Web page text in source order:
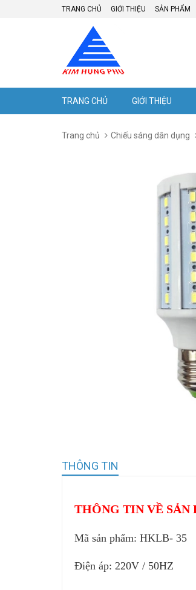
TRANG CHỦ GIỚI THIỆU SẢN PHẨM
TRANG CHỦ GIỚI THIỆU
Trang chủ Chiếu sáng dân dụng
THÔNG TIN
THÔNG TIN VỀ SẢN
Mã sản phẩm: HKLB- 35
Điện áp: 220V / 50HZ